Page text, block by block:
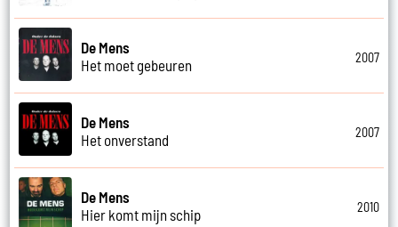
De Mens
Het moet gebeuren
2007
De Mens
Het onverstand
2007
De Mens
Hier komt mijn schip
2010